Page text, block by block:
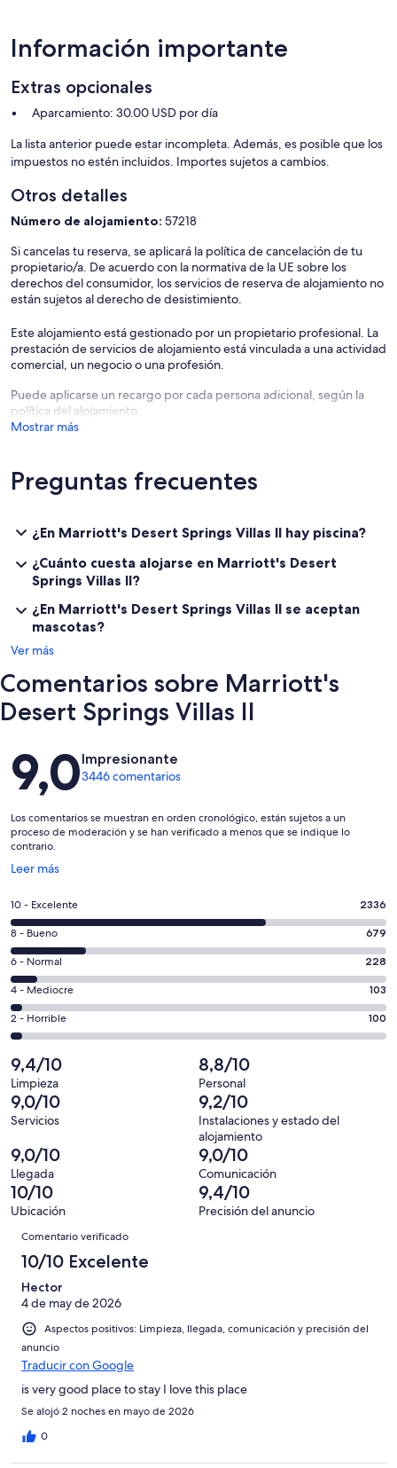
Información importante
Extras opcionales
Aparcamiento: 30.00 USD por día
La lista anterior puede estar incompleta. Además, es posible que los
impuestos no estén incluidos. Importes sujetos a cambios.
Otros detalles
Número de alojamiento: 57218
Si cancelas tu reserva, se aplicará la política de cancelación de tu
propietario/a. De acuerdo con la normativa de la UE sobre los
derechos del consumidor, los servicios de reserva de alojamiento no
están sujetos al derecho de desistimiento.
Este alojamiento está gestionado por un propietario profesional. La
prestación de servicios de alojamiento está vinculada a una actividad
comercial, un negocio o una profesión.
Puede aplicarse un recargo por cada persona adicional, según la
política del alojamiento.
Mostrar más
Preguntas frecuentes
¿En Marriott's Desert Springs Villas II hay piscina?
¿Cuánto cuesta alojarse en Marriott's Desert
Springs Villas II?
¿En Marriott's Desert Springs Villas II se aceptan
mascotas?
Ver más
Comentarios sobre Marriott's
Desert Springs Villas II
Comentarios
9,0Impresionante
3446 comentarios
Los comentarios se muestran en orden cronológico, están sujetos a un
proceso de moderación y se han verificado a menos que se indique lo
contrario.
Leer más
Se
en
una
ventana
nueva
2336
comentarios
de
un
total
de
3446
con
una
puntuación
de
10
-
Excelente
10 - Excelente 2336
679
comentarios
de
un
total
de
con
una
puntuación
de
-
Bueno
8 - Bueno 679
228
comentarios
de
un
total
de
3446
con
una
puntuación
de
6
-
Normal
6 - Normal 228
103
comentarios
de
total
de
3446
con
puntuación
de
4
-
Mediocre
4 - Mediocre 103
100
comentarios
de
un
total
de
con
una
puntuación
de
Horrible
2 - Horrible 100
9,4/10
Limpieza
8,8/10
Personal
9,0/10
Servicios
9,2/10
Instalaciones y estado del
alojamiento
9,0/10
Llegada
9,0/10
Comunicación
10/10
Ubicación
9,4/10
Precisión del anuncio
Comentarios
Comentario verificado
10/10 Excelente
Hector
4 de may de 2026
Aspectos positivos: Limpieza, llegada, comunicación y precisión del
anuncio
Traducir con Google
is very good place to stay I love this place
Se alojó 2 noches en mayo de 2026
0